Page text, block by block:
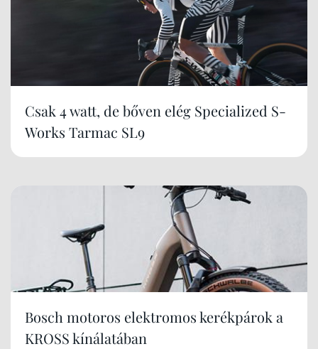
Csak 4 watt, de bőven elég Specialized S-
Works Tarmac SL9
Bosch motoros elektromos kerékpárok a
KROSS kínálatában